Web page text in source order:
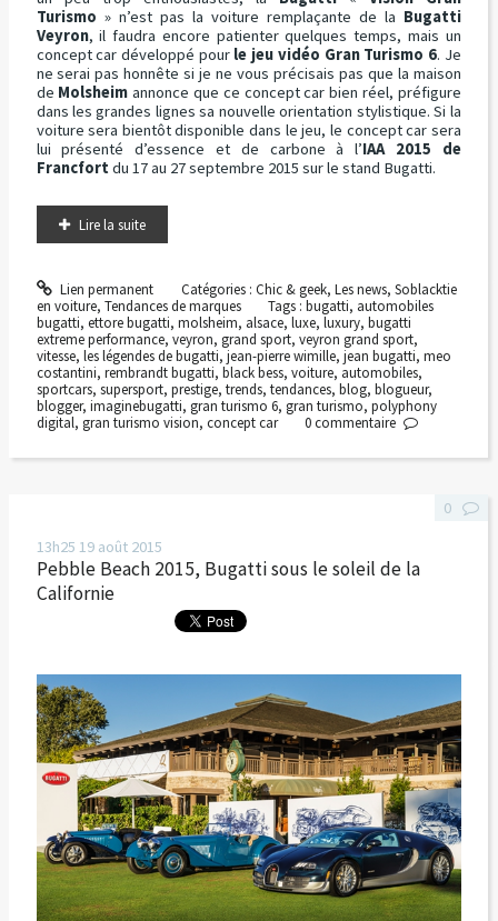
Turismo » n’est pas la voiture remplaçante de la Bugatti
Veyron, il faudra encore patienter quelques temps, mais un
concept car développé pour le jeu vidéo Gran Turismo 6. Je
ne serai pas honnête si je ne vous précisais pas que la maison
de Molsheim annonce que ce concept car bien réel, préfigure
dans les grandes lignes sa nouvelle orientation stylistique. Si la
voiture sera bientôt disponible dans le jeu, le concept car sera
lui présenté d’essence et de carbone à l’IAA 2015 de
Francfortdu 17 au 27 septembre 2015 sur le stand Bugatti.
Lire la suite
Lien permanent Catégories : Chic & geek, Les news, Soblacktie
en voiture, Tendances de marques Tags :bugatti, automobiles
bugatti, ettore bugatti, molsheim, alsace, luxe, luxury, bugatti
extreme performance, veyron, grand sport, veyron grand sport,
vitesse, les légendes de bugatti, jean-pierre wimille, jean bugatti, meo
costantini, rembrandt bugatti, black bess, voiture, automobiles,
sportcars, supersport, prestige, trends, tendances, blog, blogueur,
blogger, imaginebugatti, gran turismo 6, gran turismo, polyphony
digital, gran turismo vision, concept car 0commentaire
13h25 19 août 2015
Pebble Beach 2015, Bugatti sous le soleil de la
Californie
0